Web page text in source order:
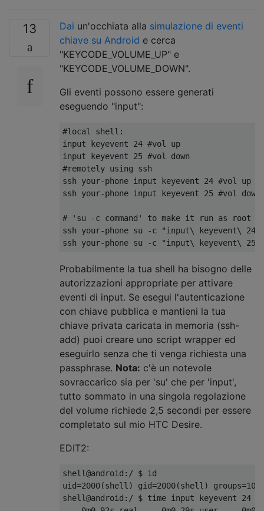
13 Dai un'occhiata alla simulazione di eventi
chiave su Android e cerca
"KEYCODE_VOLUME_UP" e
"KEYCODE_VOLUME_DOWN".
Gli eventi possono essere generati
eseguendo "input":
#local shell:
input keyevent 24 #vol up
input keyevent 25 #vol down
#remotely using ssh
ssh your-phone input keyevent 24 #vol up
ssh your-phone input keyevent 25 #vol down
# 'su -c command' to make it run as root
ssh your-phone su -c "input\ keyevent\ 24"
Probabilmente la tua shell ha bisogno delle
autorizzazioni appropriate per attivare
eventi di input. Se esegui l'autenticazione
con chiave pubblica e mantieni la tua
chiave privata caricata in memoria (ssh-
add) puoi creare uno script wrapper ed
eseguirlo senza che ti venga richiesta una
passphrase. Nota: c'è un notevole
sovraccarico sia per 'su' che per 'input',
tutto sommato in una singola regolazione
del volume richiede 2,5 secondi per essere
completato sul mio HTC Desire.
EDIT2:
shell@android:/ $ id
uid=2000(shell) gid=2000(shell)
shell@android:/ $